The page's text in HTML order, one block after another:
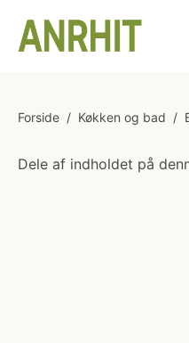
Forside / Køkken og bad /
Dele af indholdet på